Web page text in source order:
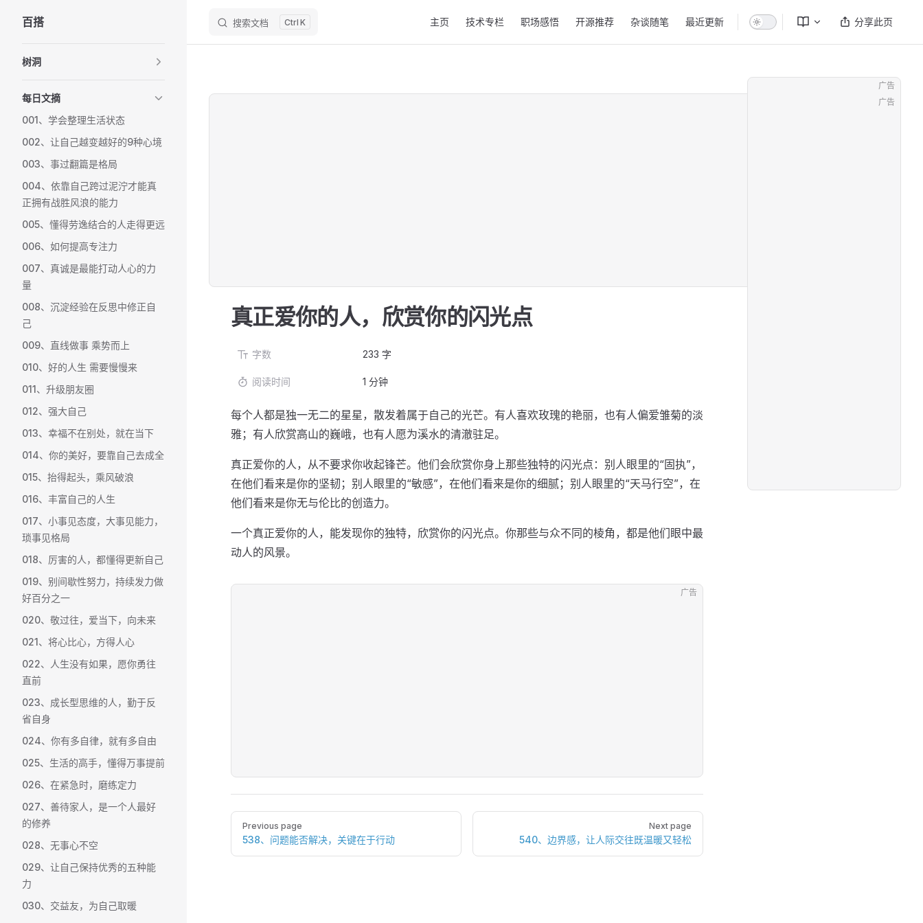
Skip to content
百搭 搜索文档 K 主页 技术专栏 职场感悟 开源推荐 杂谈随笔 最近更新 分享此页
树洞
每日文摘
001、学会整理生活状态
002、让自己越变越好的9种心境
003、事过翻篇是格局
004、依靠自己跨过泥泞才能真
正拥有战胜风浪的能力
005、懂得劳逸结合的人走得更远
006、如何提高专注力
007、真诚是最能打动人心的力
量
008、沉淀经验在反思中修正自
己
009、直线做事 乘势而上
010、好的人生 需要慢慢来
011、升级朋友圈
012、强大自己
013、幸福不在别处，就在当下
014、你的美好，要靠自己去成全
015、抬得起头，乘风破浪
016、丰富自己的人生
017、小事见态度，大事见能力，
琐事见格局
018、厉害的人，都懂得更新自己
019、别间歇性努力，持续发力做
好百分之一
020、敬过往，爱当下，向未来
021、将心比心，方得人心
022、人生没有如果，愿你勇往
直前
023、成长型思维的人，勤于反
省自身
024、你有多自律，就有多自由
025、生活的高手，懂得万事提前
026、在紧急时，磨练定力
027、善待家人，是一个人最好
的修养
028、无事心不空
029、让自己保持优秀的五种能
力
030、交益友，为自己取暖
广告
广告
真正爱你的人，欣赏你的闪光点
字数 233 字
阅读时间 1 分钟
每个人都是独一无二的星星，散发着属于自己的光芒。有人喜欢玫瑰的艳丽，也有人偏爱雏菊的淡
雅；有人欣赏高山的巍峨，也有人愿为溪水的清澈驻足。
真正爱你的人，从不要求你收起锋芒。他们会欣赏你身上那些独特的闪光点：别人眼里的“固执”，
在他们看来是你的坚韧；别人眼里的“敏感”，在他们看来是你的细腻；别人眼里的“天马行空”，在
他们看来是你无与伦比的创造力。
一个真正爱你的人，能发现你的独特，欣赏你的闪光点。你那些与众不同的棱角，都是他们眼中最
动人的风景。
广告
Pager
Previous page
538、问题能否解决，关键在于行动
Next page
540、边界感，让人际交往既温暖又轻松